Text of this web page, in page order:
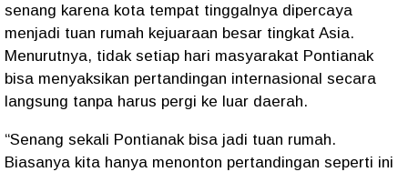
senang karena kota tempat tinggalnya dipercaya
menjadi tuan rumah kejuaraan besar tingkat Asia.
Menurutnya, tidak setiap hari masyarakat Pontianak
bisa menyaksikan pertandingan internasional secara
langsung tanpa harus pergi ke luar daerah.
“Senang sekali Pontianak bisa jadi tuan rumah.
Biasanya kita hanya menonton pertandingan seperti ini